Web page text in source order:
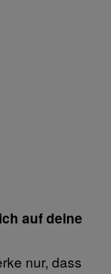
auf deine
nur, dass